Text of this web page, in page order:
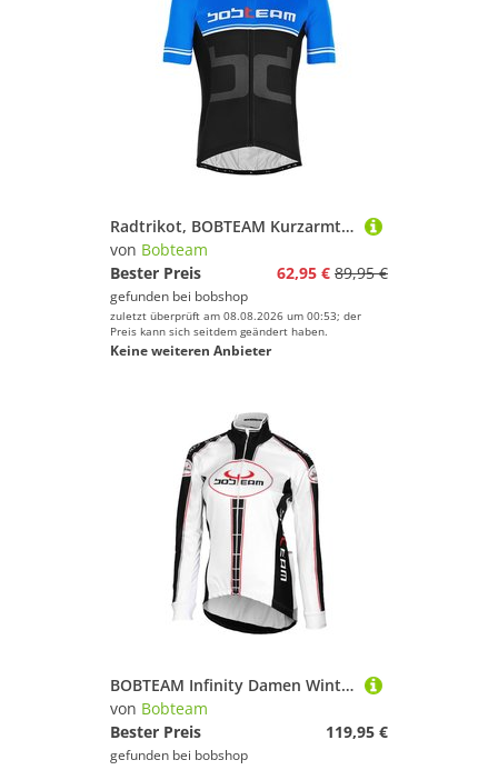
Radtrikot, BOBTEAM Kurzarmtrikot Stupendo, für Herren, Größe M,
von Bobteam
Bester Preis
62,95 € 89,95 €
gefunden bei bobshop
zuletzt überprüft am 08.08.2026 um 00:53; der
Preis kann sich seitdem geändert haben.
Keine weiteren Anbieter
BOBTEAM Infinity Damen Winterjacke
von Bobteam
Bester Preis
119,95 €
gefunden bei bobshop